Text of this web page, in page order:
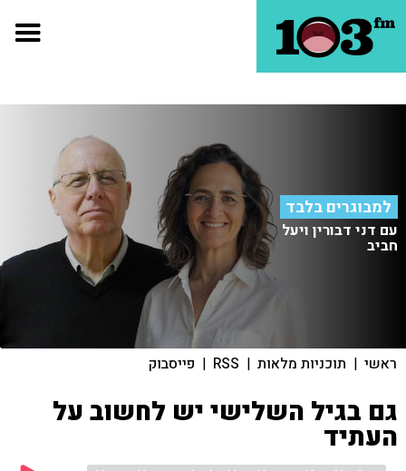
למבוגרים בלבד
עם דני דבורין ויעל
חביב
ראשי | תוכניות מלאות |
RSS
| פייסבוק
גם בגיל השלישי יש לחשוב על
העתיד